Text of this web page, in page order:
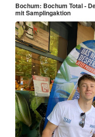
Bochum: Bochum Total -
mit Samplingaktion